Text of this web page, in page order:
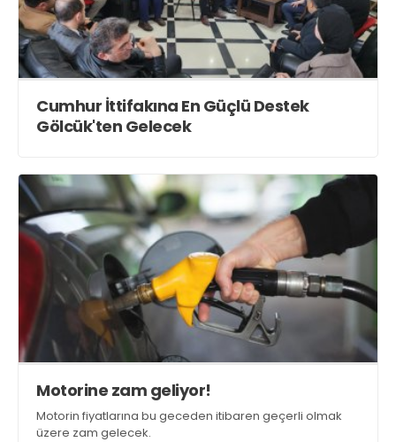
Cumhur İttifakına En Güçlü Destek
Gölcük'ten Gelecek
Motorine zam geliyor!
Motorin fiyatlarına bu geceden itibaren geçerli olmak
üzere zam gelecek.